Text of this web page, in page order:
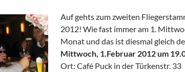
Auf gehts zum zweiten
2012! Wie fast immer am 1.
Monat und das ist diesmal gleich
Mittwoch, 1.Februar 2012 um
Ort: Café Puck in der Türkenstr. 33